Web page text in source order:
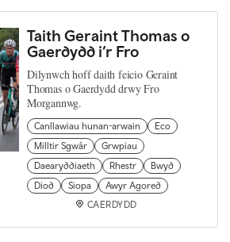
Taith Geraint Thomas o
Gaerdydd i’r Fro
Dilynwch hoff daith feicio Geraint
Thomas o Gaerdydd drwy Fro
Morgannwg.
Canllawiau hunan-arwain
Eco
Milltir Sgwâr
Grwpiau
Daearyddiaeth
Rhestr
Bwyd
Diod
Siopa
Awyr Agored
CAERDYDD